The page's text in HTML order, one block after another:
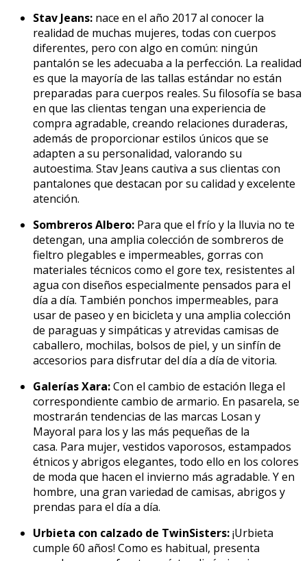
Stav Jeans: nace en el año 2017 al conocer la
realidad de muchas mujeres, todas con cuerpos
diferentes, pero con algo en común: ningún
pantalón se les adecuaba a la perfección. La realidad
es que la mayoría de las tallas estándar no están
preparadas para cuerpos reales. Su filosofía se basa
en que las clientas tengan una experiencia de
compra agradable, creando relaciones duraderas,
además de proporcionar estilos únicos que se
adapten a su personalidad, valorando su
autoestima. Stav Jeans cautiva a sus clientas con
pantalones que destacan por su calidad y excelente
atención.
Sombreros Albero: Para que el frío y la lluvia no te
detengan, una amplia colección de sombreros de
fieltro plegables e impermeables, gorras con
materiales técnicos como el gore tex, resistentes al
agua con diseños especialmente pensados para el
día a día. También ponchos impermeables, para
usar de paseo y en bicicleta y una amplia colección
de paraguas y simpáticas y atrevidas camisas de
caballero, mochilas, bolsos de piel, y un sinfín de
accesorios para disfrutar del día a día de vitoria.
Galerías Xara:Con el cambio de estación llega el
correspondiente cambio de armario. En pasarela, se
mostrarán tendencias de las marcas Losan y
Mayoral para los y las más pequeñas de la
casa. Para mujer, vestidos vaporosos, estampados
étnicos y abrigos elegantes, todo ello en los colores
de moda que hacen el invierno más agradable. Y en
hombre, una gran variedad de camisas, abrigos y
prendas para el día a día.
Urbieta con calzado de TwinSisters:¡Urbieta
cumple 60 años! Como es habitual, presenta